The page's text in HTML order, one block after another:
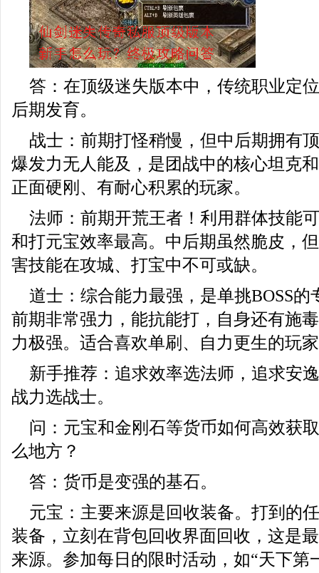
答：在顶级迷失版本中，传统职业定
后期发育。
战士：前期打怪稍慢，但中后期拥有
爆发力无人能及，是团战中的核心坦克
正面硬刚、有耐心积累的玩家。
法师：前期开荒王者！利用群体技能
和打元宝效率最高。中后期虽然脆皮，
害技能在攻城、打宝中不可或缺。
道士：综合能力最强，是单挑BOSS
前期非常强力，能抗能打，自身还有施
力极强。适合喜欢单刷、自力更生的玩
新手推荐：追求效率选法师，追求安
战力选战士。
问：元宝和金刚石等货币如何高效获
么地方？
答：货币是变强的基石。
元宝：主要来源是回收装备。打到的
装备，立刻在背包回收界面回收，这是
来源。参加每日的限时活动，如“天下第